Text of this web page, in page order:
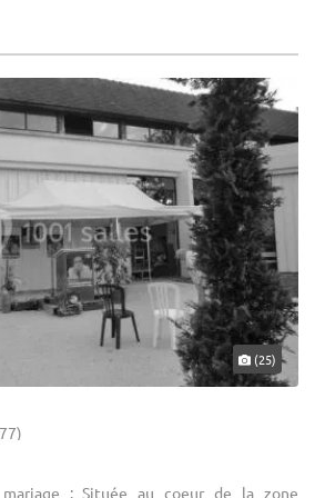
(25)
: Située au coeur de la zone